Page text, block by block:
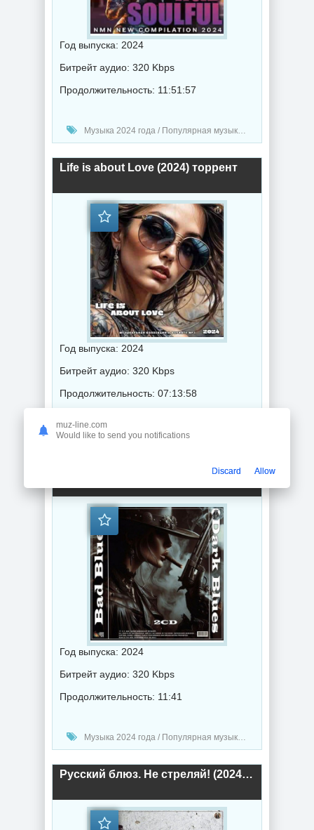
Год выпуска: 2024
Битрейт аудио: 320 Kbps
Продолжительность: 11:51:57
Музыка 2024 года / Популярная музыка / Блюз музыка / Музыка VA
Life is about Love (2024) торрент
Год выпуска: 2024
Битрейт аудио: 320 Kbps
Продолжительность: 07:13:58
Музыка 2024 года / Популярная музыка / Рок - альтернативная музыка / Джаз музыка / Блюз музыка / Поп музыка
Bad Blues, Dark Blues (2CD) (2024) торрент
Год выпуска: 2024
Битрейт аудио: 320 Kbps
Продолжительность: 11:41
Музыка 2024 года / Популярная музыка / Рок - альтернативная музыка / Блюз музыка / Музыка VA
Русский блюз. Не стреляй! (2024) торрент
muz-line.com
Would like to send you notifications
Discard Allow